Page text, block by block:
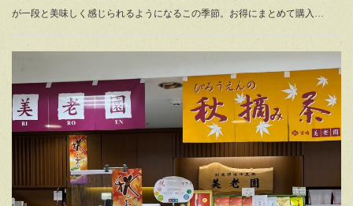
が一段と美味しく感じられるようになるこの季節。お得にまとめて購入…